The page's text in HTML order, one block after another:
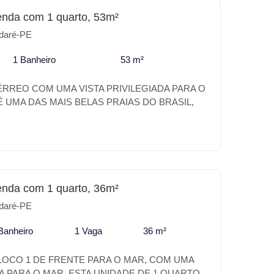
o MAX CARNEIROS SUÍTES é o
com 1 quarto, 53m²
PE
1 Banheiro 53 m²
COM UMA VISTA PRIVILEGIADA PARA O
UMA DAS MAIS BELAS PRAIAS DO BRASIL,
CARNEIROS É UM VERDADEIRO
DO NOMAR CARNEIROS *
ADULTO E INFATIL * BEACH TENNIS * PET
* PISCINA KIDS * LOUNGE * SELF
CONVIVÊNCIA * ESTACIONAMENTO
CARNEIROS. MELHOR CUSTO BENEFÍCIO
com 1 quarto, 36m²
PE
1 Vaga 36 m²
1 DE FRENTE PARA O MAR, COM UMA